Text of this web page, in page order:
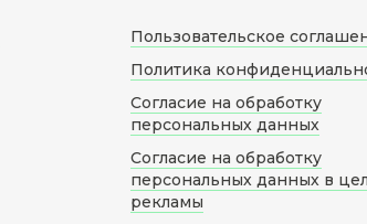
Пользовательское
Политика
Согласие на обработку
персональных данных
Согласие на обработку
персональных данных в
рекламы